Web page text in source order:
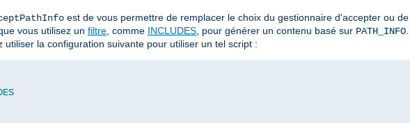
est de vous permettre de remplacer le choix du gestionnaire d'accepter ou
vous utilisez un filtre, comme INCLUDES, pour générer un contenu basé sur PATH_INFO
utiliser la configuration suivante pour utiliser un tel script :